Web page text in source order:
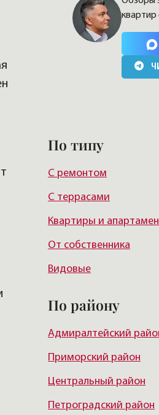
Нажимая на кнопку, Вы
квартир
По типу
С ремонтом
С террасами
Квартиры и
От собственника
Видовые
По району
Адмиралтейский
Приморский район
Центральный район
Петроградский район